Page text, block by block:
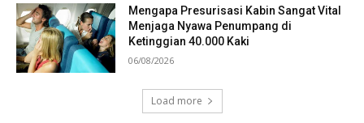
Mengapa Presurisasi Kabin Sangat Vital
Menjaga Nyawa Penumpang di
Ketinggian 40.000 Kaki
06/08/2026
Load more